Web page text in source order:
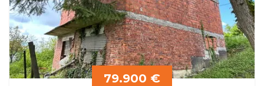
79.900 €